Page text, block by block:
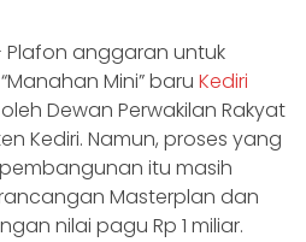
Plafon anggaran untuk
Mini” baru Kediri
Dewan Perwakilan Rakyat
Kediri. Namun, proses yang
itu masih
Masterplan dan
nilai pagu Rp 1 miliar.